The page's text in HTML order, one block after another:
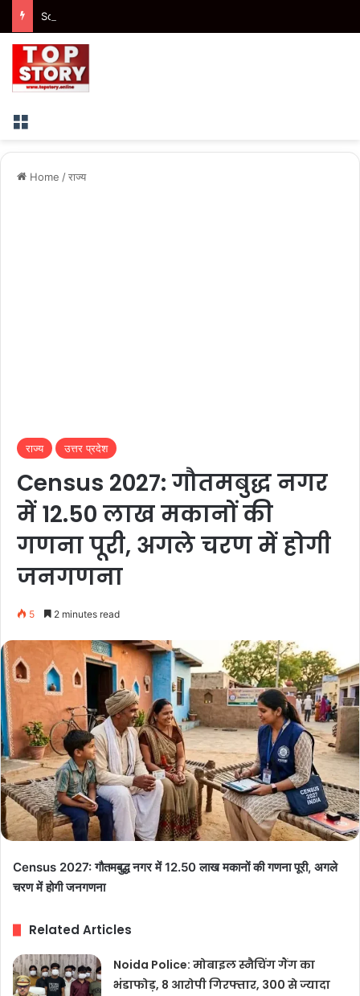
Menu
Home /राज्य
राज्य उत्तर प्रदेश
Census 2027: गौतमबुद्ध नगर
में 12.50 लाख मकानों की
गणना पूरी, अगले चरण में होगी
जनगणना
5 2 minutes read
Census 2027: गौतमबुद्ध नगर में 12.50 लाख मकानों की गणना पूरी, अगले
चरण में होगी जनगणना
Related Articles
Noida Police: मोबाइल स्नैचिंग गैंग का
भंडाफोड़, 8 आरोपी गिरफ्तार, 300 से ज्यादा